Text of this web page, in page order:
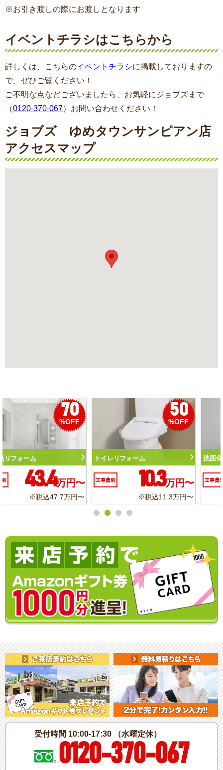
※お引き渡しの際にお渡しとなります
イベントチラシはこちらから
詳しくは、こちらのイベントチラシに掲載しておりますの
で、ぜひご覧ください！
ご不明な点などございましたら、お気軽にジョブズまで
（0120-370-067）お問い合わせください！
ジョブズ ゆめタウンサンピアン店
アクセスマップ
50
%OFF
トイレリフォーム
工事費別 10.3万円〜
※税込11.3万円〜
56
%OFF
洗面化粧台リフォーム
6.2万円〜
※税込6.8万円〜
受付時間 10:00-17:30 （水曜定休）
0120-370-067